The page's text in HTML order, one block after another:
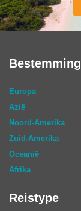
Bestemming
Europa
Azië
Noord-Amerika
Zuid-Amerika
Oceanië
Afrika
Reistype